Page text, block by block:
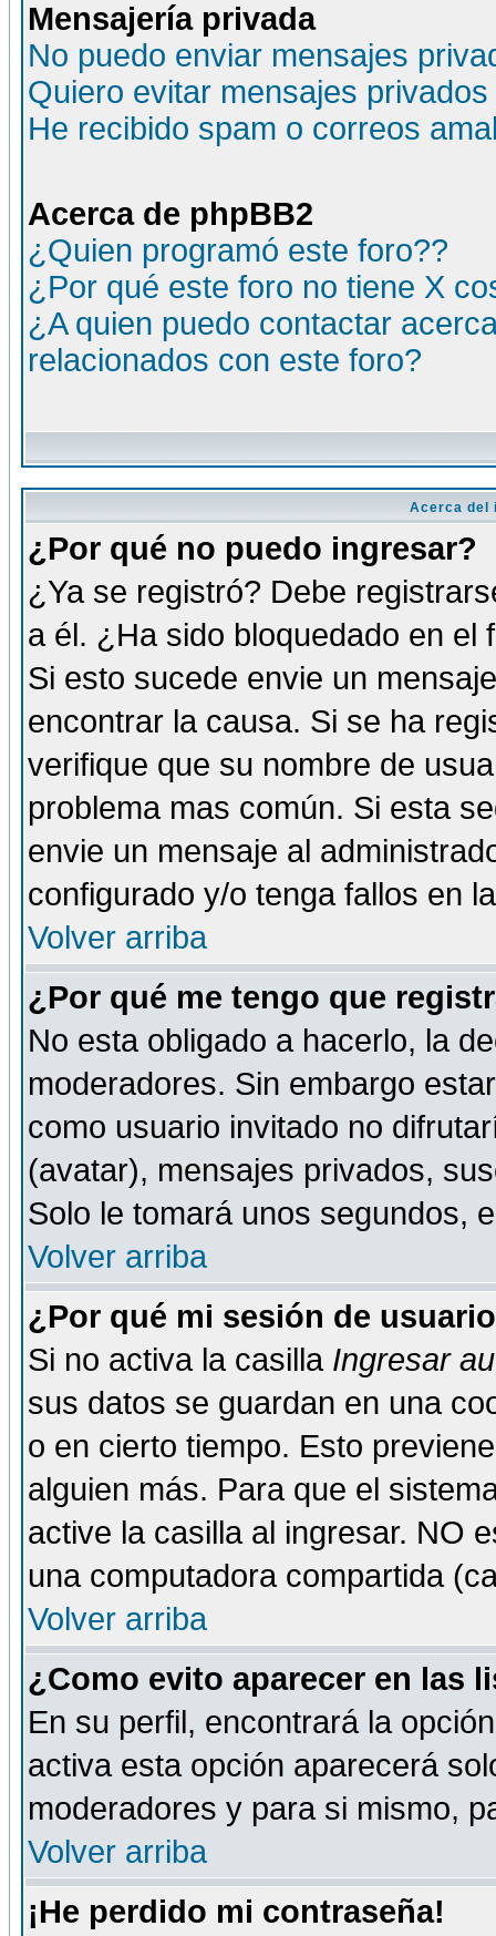
Mensajería privada
No puedo enviar mensajes
Quiero evitar mensajes
He recibido spam o correos
Acerca de phpBB2
¿Quien programó este foro??
¿Por qué este foro no tiene X
¿A quien puedo contactar
relacionados con este foro?
Acerca del
¿Por qué no puedo ingresar?
¿Ya se registró? Debe
a él. ¿Ha sido bloquedado en
Si esto sucede envie un
encontrar la causa. Si se ha
verifique que su nombre de
problema mas común. Si esta
envie un mensaje al
configurado y/o tenga fallos en
Volver arriba
¿Por qué me tengo que
No esta obligado a hacerlo, la
moderadores. Sin embargo
como usuario invitado no
(avatar), mensajes privados,
Solo le tomará unos segundos,
Volver arriba
¿Por qué mi sesión de
Si no activa la casilla Ingresar
sus datos se guardan en una
o en cierto tiempo. Esto
alguien más. Para que el
active la casilla al ingresar. NO
una computadora compartida
Volver arriba
¿Como evito aparecer en las
En su perfil, encontrará la
activa esta opción aparecerá
moderadores y para si mismo,
Volver arriba
¡He perdido mi contraseña!